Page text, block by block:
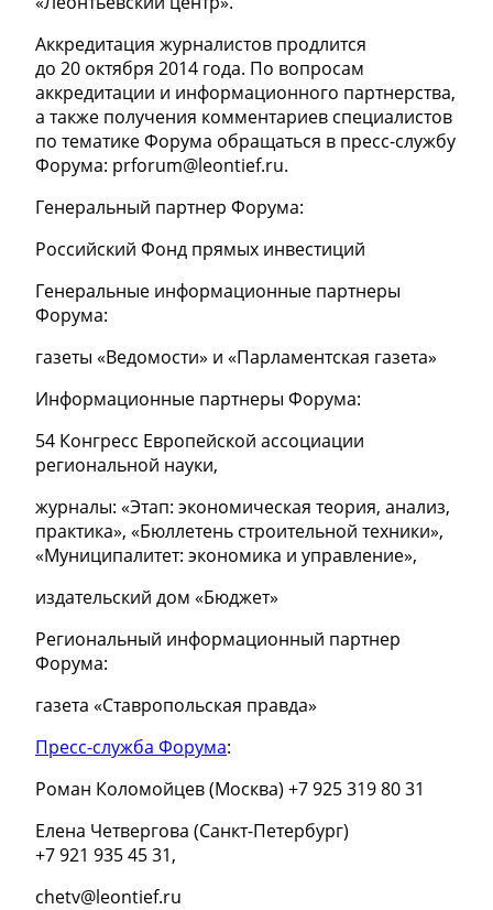
Аккредитация журналистов продлится
до 20 октября 2014 года. По вопросам
аккредитации и информационного партнерства,
а также получения комментариев специалистов
по тематике Форума обращаться в пресс-службу
Форума: prforum@leontief.ru.
Генеральный партнер Форума:
Российский Фонд прямых инвестиций
Генеральные информационные партнеры
Форума:
газеты «Ведомости» и «Парламентская газета»
Информационные партнеры Форума:
54 Конгресс Европейской ассоциации
региональной науки,
журналы: «Этап: экономическая теория, анализ,
практика», «Бюллетень строительной техники»,
«Муниципалитет: экономика и управление»,
издательский дом «Бюджет»
Региональный информационный партнер
Форума:
газета «Ставропольская правда»
Пресс-служба Форума:
Роман Коломойцев (Москва) +7 925 319 80 31
Елена Четвергова (Санкт-Петербург)
+7 921 935 45 31,
chetv@leontief.ru